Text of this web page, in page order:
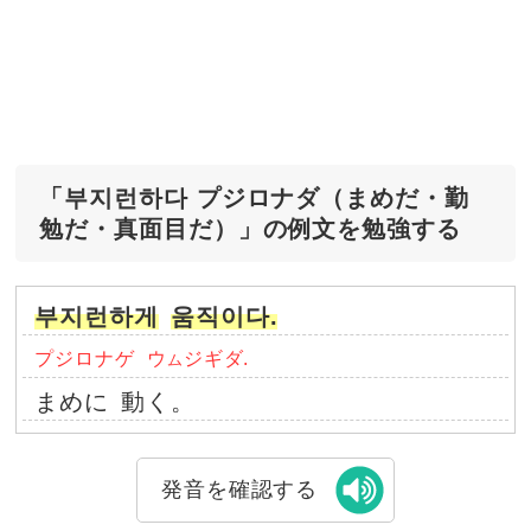
「부지런하다 プジロナダ（まめだ・勤
勉だ・真面目だ）」の例文を勉強する
부지런하게 움직이다.
プジロナゲ ウ ム ジギダ.
まめに 動く。
発音を確認する